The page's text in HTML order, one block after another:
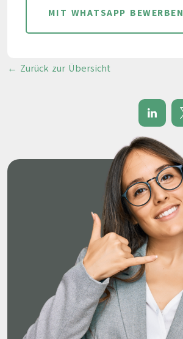
MIT WHATSAPP BEWERBEN
← Zurück zur Übersicht